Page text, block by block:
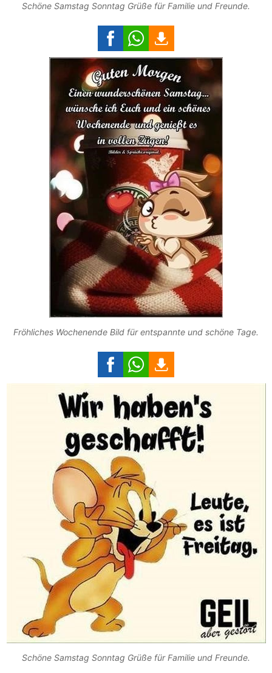
Schöne Samstag Sonntag Grüße für Familie und Freunde.
Fröhliches Wochenende Bild für entspannte und schöne Tage.
Schöne Samstag Sonntag Grüße für Familie und Freunde.